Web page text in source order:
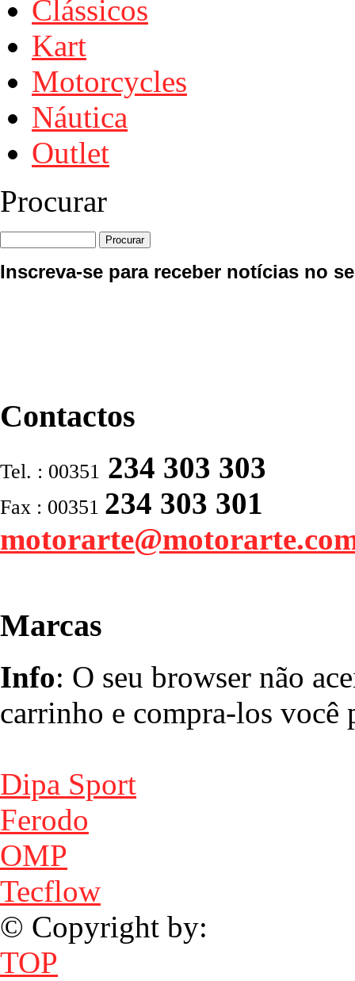
Clássicos
Kart
Motorcycles
Náutica
Outlet
Procurar
Inscreva-se para receber notícias no
Contactos
Tel. : 00351 234 303 303
Fax : 00351 234 303 301
Marcas
Info: O seu browser não
carrinho e compra-los você
Dipa Sport
Ferodo
OMP
Tecflow
© Copyright by:
TOP